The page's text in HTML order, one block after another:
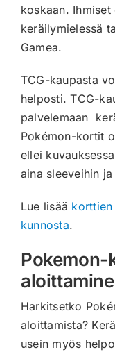
koskaan.
keräilymielessä
Gamea.
TCG-kaupasta
helposti. TCG-
palvelemaan
Pokémon-kortit
ellei
aina sleeveihin
Lue lisää korttien
kunnosta.
Harkitsetko
aloittamista?
usein myös